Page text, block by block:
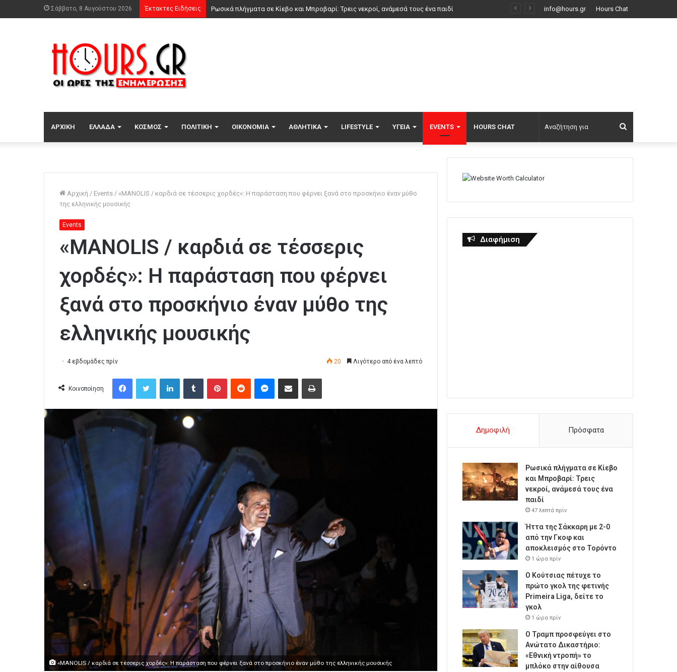
Σάββατο, 8 Αυγούστου 2026 Έκτακτες Ειδήσεις Ήττα της Σάκκαρη με 2-0 από την Γκοφ και αποκλεισμός στο Τορόντο info@hours.gr Hours Chat
ΑΡΧΙΚΉ ΕΛΛΆΔΑ ΚΌΣΜΟΣ ΠΟΛΙΤΙΚΉ ΟΙΚΟΝΟΜΊΑ ΑΘΛΗΤΙΚΆ LIFESTYLE ΥΓΕΊΑ EVENTS HOURS CHAT
για
Αρχική / Events / «MANOLIS / καρδιά σε τέσσερις χορδές»: Η παράσταση που φέρνει ξανά στο προσκήνιο έναν μύθο
της ελληνικής μουσικής
Events
«MANOLIS / καρδιά σε τέσσερις
χορδές»: Η παράσταση που φέρνει
ξανά στο προσκήνιο έναν μύθο της
ελληνικής μουσικής
4 εβδομάδες πρίν 20 Λιγότερο από ένα λεπτό
Κοινοποίηση
«MANOLIS / καρδιά σε τέσσερις χορδές»: Η παράσταση που φέρνει ξανά στο προσκήνιο έναν μύθο της ελληνικής μουσικής
Διαφήμιση
Δημοφιλή Πρόσφατα
Ρωσικά πλήγματα σε Κίεβο
και Μπροβαρί: Τρεις
νεκροί, ανάμεσά τους ένα
παιδί
47 λεπτά πρίν
Ήττα της Σάκκαρη με 2-0
από την Γκοφ και
αποκλεισμός στο Τορόντο
1 ώρα πρίν
Ο Κούτσιας πέτυχε το
πρώτο γκολ της φετινής
Primeira Liga, δείτε το
γκολ
1 ώρα πρίν
Ο Τραμπ προσφεύγει στο
Ανώτατο Δικαστήριο:
«Εθνική ντροπή» το
μπλόκο στην αίθουσα